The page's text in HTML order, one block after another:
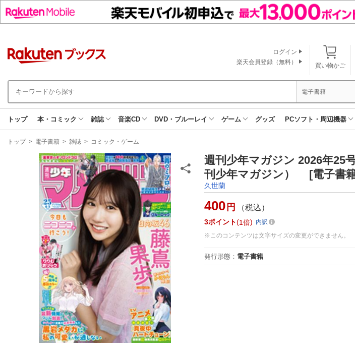
買い物かご
ログイン
楽天会員登録（無料）
電子書籍
トップ 本・コミック 雑誌 音楽CD DVD・ブルーレイ ゲーム グッズ PCソフト・周辺機器
現
トップ > 電子書籍 > 雑誌 > コミック・ゲーム
週刊少年マガジン 2026年25
刊少年マガジン） [電子書
久世蘭
400 円 （税込）
3ポイント 1倍
内訳
※このコンテンツは文字サイズの変更ができません。
発行形態 ： 電子書籍